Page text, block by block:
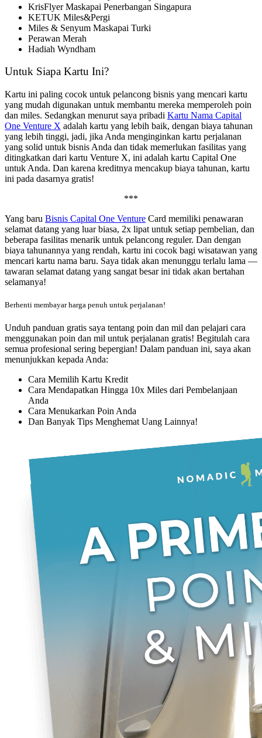
KrisFlyer Maskapai Penerbangan Singapura
KETUK Miles&Pergi
Miles & Senyum Maskapai Turki
Perawan Merah
Hadiah Wyndham
Untuk Siapa Kartu Ini?
Kartu ini paling cocok untuk pelancong bisnis yang mencari kartu
yang mudah digunakan untuk membantu mereka memperoleh poin
dan miles. Sedangkan menurut saya pribadi Kartu Nama Capital
One Venture X adalah kartu yang lebih baik, dengan biaya tahunan
yang lebih tinggi, jadi, jika Anda menginginkan kartu perjalanan
yang solid untuk bisnis Anda dan tidak memerlukan fasilitas yang
ditingkatkan dari kartu Venture X, ini adalah kartu Capital One
untuk Anda. Dan karena kreditnya mencakup biaya tahunan, kartu
ini pada dasarnya gratis!
***
Yang baru Bisnis Capital One Venture Card memiliki penawaran
selamat datang yang luar biasa, 2x lipat untuk setiap pembelian, dan
beberapa fasilitas menarik untuk pelancong reguler. Dan dengan
biaya tahunannya yang rendah, kartu ini cocok bagi wisatawan yang
mencari kartu nama baru. Saya tidak akan menunggu terlalu lama —
tawaran selamat datang yang sangat besar ini tidak akan bertahan
selamanya!
Berhenti membayar harga penuh untuk perjalanan!
Unduh panduan gratis saya tentang poin dan mil dan pelajari cara
menggunakan poin dan mil untuk perjalanan gratis! Begitulah cara
semua profesional sering bepergian! Dalam panduan ini, saya akan
menunjukkan kepada Anda:
Cara Memilih Kartu Kredit
Cara Mendapatkan Hingga 10x Miles dari Pembelanjaan
Anda
Cara Menukarkan Poin Anda
Dan Banyak Tips Menghemat Uang Lainnya!